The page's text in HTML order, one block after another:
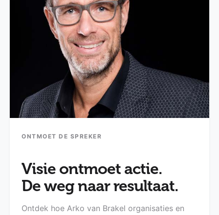
ONTMOET DE SPREKER
Visie ontmoet actie.
De weg naar resultaat.
Ontdek hoe Arko van Brakel organisaties en